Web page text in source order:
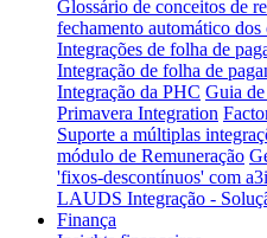
Glossário de conceitos de
fechamento automático
Integrações de folha de
Integração de folha de
Integração da PHC Guia
Primavera Integration
Suporte a múltiplas
módulo de Remuneração
'fixos-descontínuos' com
LAUDS Integração -
Finança